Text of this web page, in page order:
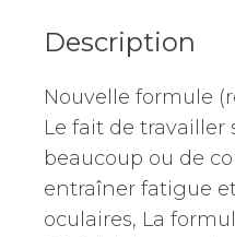
Description
Nouvelle formule
Le fait de travailler
beaucoup ou de
entraîner fatigue
oculaires, La